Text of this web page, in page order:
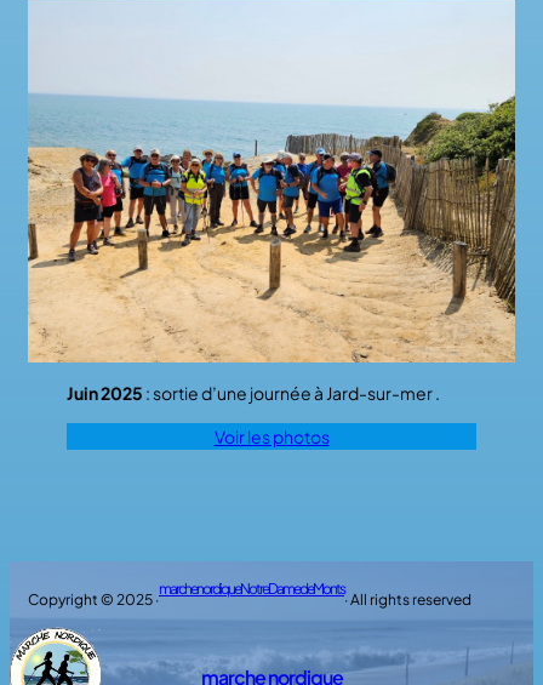
Juin 2025 : sortie d’une journée à Jard-sur-mer .
Voir les photos
Copyright © 2025 ·
marche nordique Notre Dame de Monts
· All rights reserved
marche nordique